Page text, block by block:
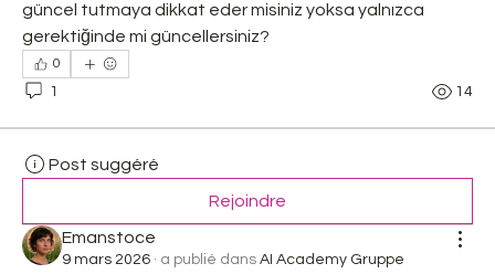
güncel tutmaya dikkat eder misiniz yoksa yalnızca
gerektiğinde mi güncellersiniz?
0
1 14
Post suggéré
Rejoindre
Emanstoce
9 mars 2026 · a publié dans AI Academy Gruppe